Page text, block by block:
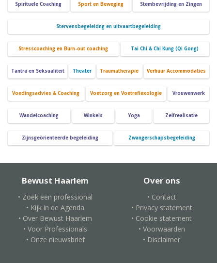
Spirituele Coaching Sport en Beweging Stembevrijding en Zingen
Stervensbegeleidng en uitvaartbegeleiding
Stresscoaching en Burn-out coaching Tai Chi & Chi Kung (Qi Gong)
Tantra en Seksualiteit Theater Traumatherapie Verhuur Accommodaties
Voedingsadvies & Coaching Voetzorg en Voetreflexologie Vrouwenwerk
Wandelcoaching Winkels Yoga Zelfrealisatie
Zijnsgeörienteerde begeleiding Zwangerschapsbegeleiding
Bewust Haarlem
• Zoek een professional
• Kijk in de Agenda
• Over Bewust Haarlem
• Voor Professionals
• Onze nieuwsbrief
Over ons
• Contact
• Privacy statement
• Cookie statement
• Voorwaarden
• Disclaimer